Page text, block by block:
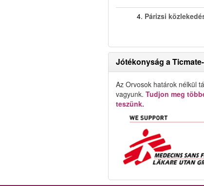
4. Párizsi
Jótékonyság a
Az Orvosok határok nélkül
vagyunk. Tudjon meg
teszünk.